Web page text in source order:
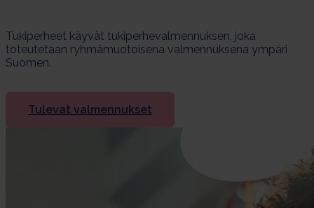
Tukiperheet käyvät tukiperhevalmennuksen, joka
toteutetaan ryhmämuotoisena valmennuksena ympäri
Suomen.
Tulevat valmennukset